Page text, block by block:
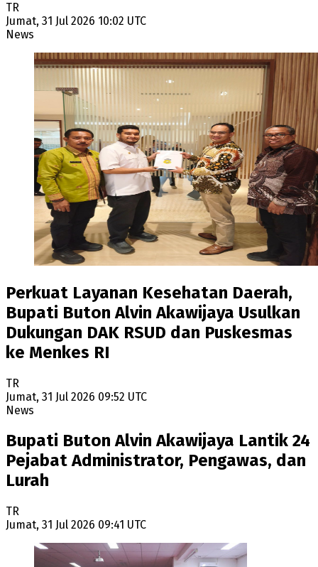
TR
Jumat, 31 Jul 2026 10:02 UTC
News
Perkuat Layanan Kesehatan Daerah,
Bupati Buton Alvin Akawijaya Usulkan
Dukungan DAK RSUD dan Puskesmas
ke Menkes RI
TR
Jumat, 31 Jul 2026 09:52 UTC
News
Bupati Buton Alvin Akawijaya Lantik 24
Pejabat Administrator, Pengawas, dan
Lurah
TR
Jumat, 31 Jul 2026 09:41 UTC